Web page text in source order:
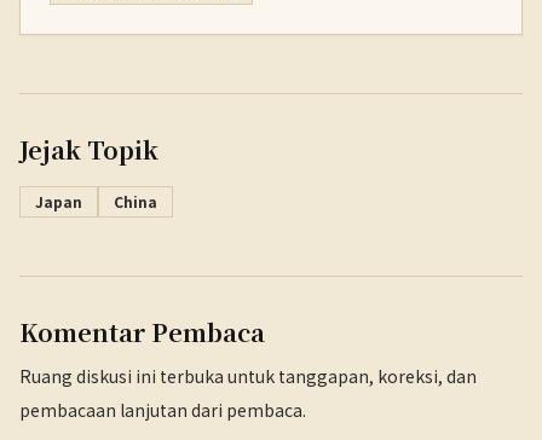
Jejak Topik
Japan China
Komentar Pembaca
Ruang diskusi ini terbuka untuk tanggapan, koreksi, dan
pembacaan lanjutan dari pembaca.